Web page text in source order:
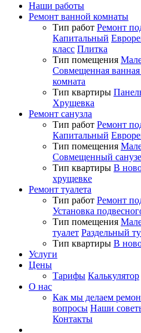
Наши работы
Ремонт ванной комнаты
Тип работ Ремонт
Капитальный
класс Плитка
Тип помещения
Совмещенная ванная
комната
Тип квартиры
Хрущевка
Ремонт санузла
Тип работ Ремонт
Капитальный
Тип помещения
Совмещенный
Тип квартиры В
хрущевке
Ремонт туалета
Тип работ Ремонт
Установка
Тип помещения
туалет Раздельный
Тип квартиры В
Услуги
Цены
Тарифы Калькулятор
О нас
Как мы делаем
вопросы Наши
Контакты